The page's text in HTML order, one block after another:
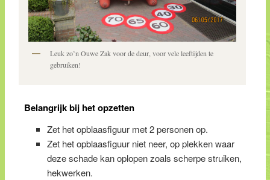
Leuk zo’n Ouwe Zak voor de deur, voor vele leeftijden te
gebruiken!
Belangrijk bij het opzetten
Zet het opblaasfiguur met 2 personen op.
Zet het opblaasfiguur niet neer, op plekken waar
deze schade kan oplopen zoals scherpe struiken,
hekwerken.